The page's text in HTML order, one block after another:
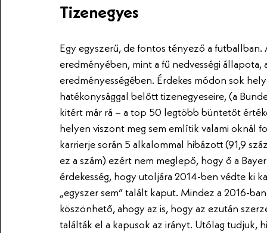
Tizenegyes
Egy egyszerű, de fontos tényező a
eredményében, mint a fű nedvességi
eredményességében. Érdekes módon sok
hatékonysággal belőtt tizenegyeseire, (a
kitért már rá – a top 50 legtöbb büntetőt
helyen viszont meg sem említik valami oknál
karrierje során 5 alkalommal hibázott (91,9
ez a szám) ezért nem meglepő, hogy ő a
érdekesség, hogy utoljára 2014-ben védte ki
„egyszer sem” talált kaput. Mindez a 2016-
köszönhető, ahogy az is, hogy az ezután
találták el a kapusok az irányt. Utólag tudjuk,